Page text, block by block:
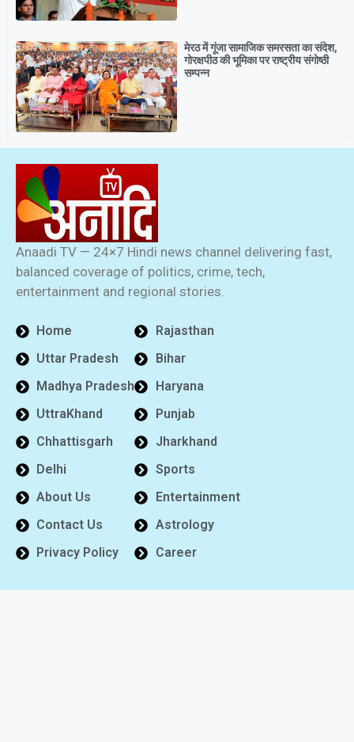
मेरठ में गूंजा सामाजिक समरसता का संदेश,
गोरक्षपीठ की भूमिका पर राष्ट्रीय संगोष्ठी
सम्पन्न
Anaadi TV — 24×7 Hindi news channel delivering fast,
balanced coverage of politics, crime, tech,
entertainment and regional stories.
Home
Uttar Pradesh
Madhya Pradesh
UttraKhand
Chhattisgarh
Delhi
About Us
Contact Us
Privacy Policy
Rajasthan
Bihar
Haryana
Punjab
Jharkhand
Sports
Entertainment
Astrology
Career